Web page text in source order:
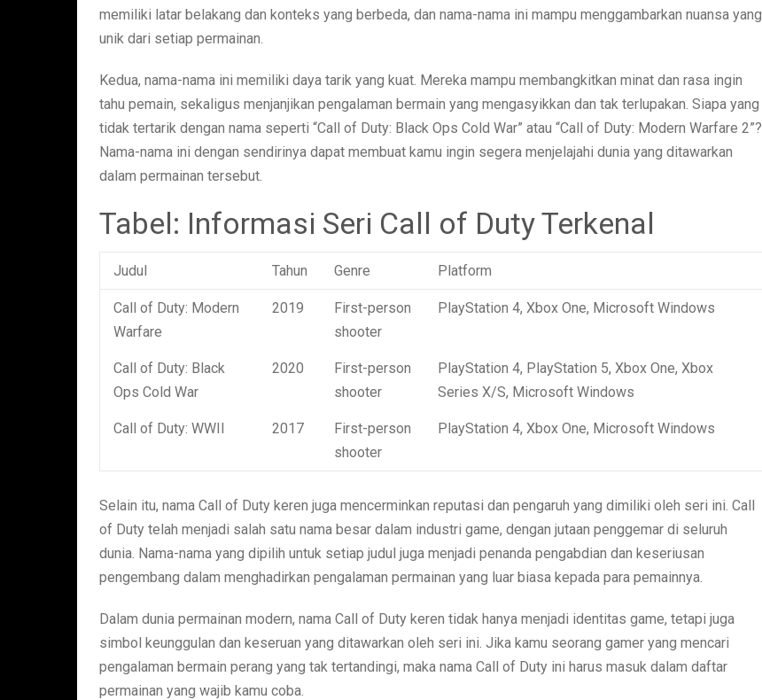
memiliki latar belakang dan konteks yang berbeda, dan nama-nama ini mampu menggambarkan nuansa yang
unik dari setiap permainan.
Kedua, nama-nama ini memiliki daya tarik yang kuat. Mereka mampu membangkitkan minat dan rasa ingin
tahu pemain, sekaligus menjanjikan pengalaman bermain yang mengasyikkan dan tak terlupakan. Siapa yang
tidak tertarik dengan nama seperti “Call of Duty: Black Ops Cold War” atau “Call of Duty: Modern Warfare 2”?
Nama-nama ini dengan sendirinya dapat membuat kamu ingin segera menjelajahi dunia yang ditawarkan
dalam permainan tersebut.
Tabel: Informasi Seri Call of Duty Terkenal
Judul Tahun Genre Platform
Call of Duty: Modern
Warfare
2019
First-person
shooter
PlayStation 4, Xbox One, Microsoft Windows
Call of Duty: Black
Ops Cold War
2020
First-person
shooter
PlayStation 4, PlayStation 5, Xbox One, Xbox
Series X/S, Microsoft Windows
Call of Duty: WWII 2017
First-person
shooter
PlayStation 4, Xbox One, Microsoft Windows
Selain itu, nama Call of Duty keren juga mencerminkan reputasi dan pengaruh yang dimiliki oleh seri ini. Call
of Duty telah menjadi salah satu nama besar dalam industri game, dengan jutaan penggemar di seluruh
dunia. Nama-nama yang dipilih untuk setiap judul juga menjadi penanda pengabdian dan keseriusan
pengembang dalam menghadirkan pengalaman permainan yang luar biasa kepada para pemainnya.
Dalam dunia permainan modern, nama Call of Duty keren tidak hanya menjadi identitas game, tetapi juga
simbol keunggulan dan keseruan yang ditawarkan oleh seri ini. Jika kamu seorang gamer yang mencari
pengalaman bermain perang yang tak tertandingi, maka nama Call of Duty ini harus masuk dalam daftar
permainan yang wajib kamu coba.